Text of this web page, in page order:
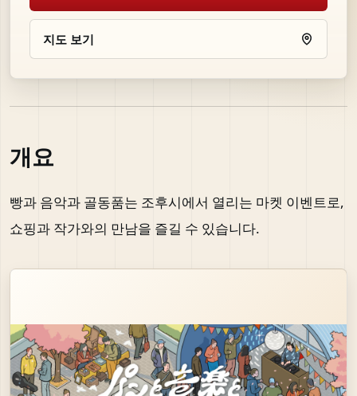
지도 보기
개요
빵과 음악과 골동품는 조후시에서 열리는 마켓 이벤트로,
쇼핑과 작가와의 만남을 즐길 수 있습니다.